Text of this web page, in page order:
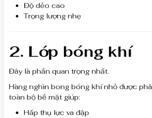
Độ dẻo cao
Trọng lượng nhẹ
2. Lớp bóng khí
Đây là phần quan trọng nhất.
Hàng nghìn bong bóng khí nhỏ được
toàn bộ bề mặt giúp:
Hấp thụ lực va đập